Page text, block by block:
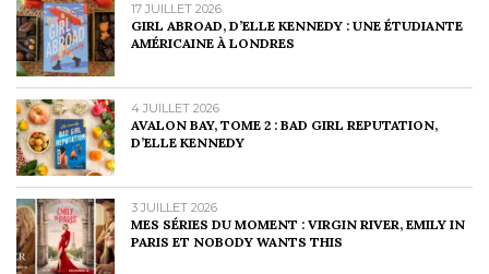
17 JUILLET 2026
GIRL ABROAD, D’ELLE KENNEDY : UNE ÉTUDIANTE
AMÉRICAINE À LONDRES
4 JUILLET 2026
AVALON BAY, TOME 2 : BAD GIRL REPUTATION,
D’ELLE KENNEDY
3 JUILLET 2026
MES SÉRIES DU MOMENT : VIRGIN RIVER, EMILY IN
PARIS ET NOBODY WANTS THIS